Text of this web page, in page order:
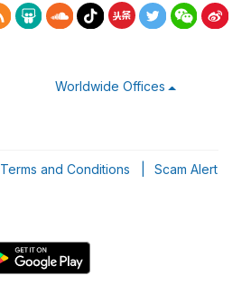
Worldwide Offices
Terms and Conditions Scam Alert